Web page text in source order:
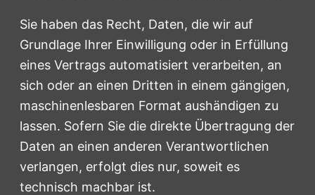
Sie haben das Recht, Daten, die wir auf
Grundlage Ihrer Einwilligung oder in Erfüllung
eines Vertrags automatisiert verarbeiten, an
sich oder an einen Dritten in einem gängigen,
maschinenlesbaren Format aushändigen zu
lassen. Sofern Sie die direkte Übertragung der
Daten an einen anderen Verantwortlichen
verlangen, erfolgt dies nur, soweit es
technisch machbar ist.